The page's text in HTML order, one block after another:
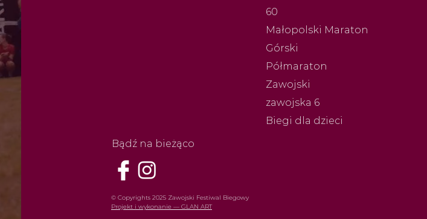
60
Małopolski Maraton
Górski
Półmaraton
Zawojski
zawojska 6
Biegi dla dzieci
Bądź na bieżąco
© Copyrights 2025 Zawojski Festiwal Biegowy
Projekt i wykonanie — GLAN ART